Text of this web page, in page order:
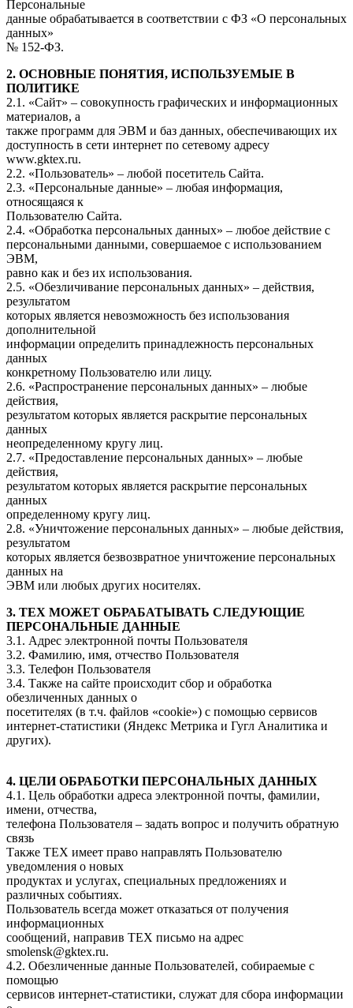
Персональные
данные обрабатывается в соответствии с ФЗ «О персональных
данных»
№ 152-ФЗ.
2. ОСНОВНЫЕ ПОНЯТИЯ, ИСПОЛЬЗУЕМЫЕ В
ПОЛИТИКЕ
2.1. «Сайт» – совокупность графических и информационных
материалов, а
также программ для ЭВМ и баз данных, обеспечивающих их
доступность в сети интернет по сетевому адресу
www.gktex.ru.
2.2. «Пользователь» – любой посетитель Cайта.
2.3. «Персональные данные» – любая информация,
относящаяся к
Пользователю Cайта.
2.4. «Обработка персональных данных» – любое действие с
персональными данными, совершаемое с использованием
ЭВМ,
равно как и без их использования.
2.5. «Обезличивание персональных данных» – действия,
результатом
которых является невозможность без использования
дополнительной
информации определить принадлежность персональных
данных
конкретному Пользователю или лицу.
2.6. «Распространение персональных данных» – любые
действия,
результатом которых является раскрытие персональных
данных
неопределенному кругу лиц.
2.7. «Предоставление персональных данных» – любые
действия,
результатом которых является раскрытие персональных
данных
определенному кругу лиц.
2.8. «Уничтожение персональных данных» – любые действия,
результатом
которых является безвозвратное уничтожение персональных
данных на
ЭВМ или любых других носителях.
3. ТЕХ МОЖЕТ ОБРАБАТЫВАТЬ СЛЕДУЮЩИЕ
ПЕРСОНАЛЬНЫЕ ДАННЫЕ
3.1. Адрес электронной почты Пользователя
3.2. Фамилию, имя, отчество Пользователя
3.3. Телефон Пользователя
3.4. Также на сайте происходит сбор и обработка
обезличенных данных о
посетителях (в т.ч. файлов «cookie») с помощью сервисов
интернет-статистики (Яндекс Метрика и Гугл Аналитика и
других).
4. ЦЕЛИ ОБРАБОТКИ ПЕРСОНАЛЬНЫХ ДАННЫХ
4.1. Цель обработки адреса электронной почты, фамилии,
имени, отчества,
телефона Пользователя – задать вопрос и получить обратную
связь
Также ТЕХ имеет право направлять Пользователю
уведомления о новых
продуктах и услугах, специальных предложениях и
различных событиях.
Пользователь всегда может отказаться от получения
информационных
сообщений, направив ТЕХ письмо на адрес
smolensk@gktex.ru.
4.2. Обезличенные данные Пользователей, собираемые с
помощью
сервисов интернет-статистики, служат для сбора информации